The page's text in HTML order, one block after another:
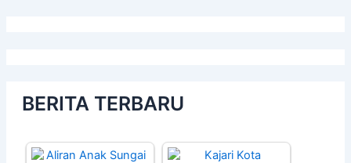
BERITA TERBARU